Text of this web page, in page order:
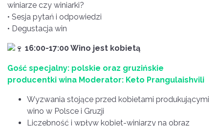
winiarze czy winiarki?
• Sesja pytań i odpowiedzi
• Degustacja win
16:00-17:00 Wino jest kobietą
Gość specjalny: polskie oraz gruzińskie
producentki wina Moderator: Keto Prangulaishvili
Wyzwania stojące przed kobietami produkującymi
wino w Polsce i Gruzji
Liczebność i wpływ kobiet-winiarzy na obraz